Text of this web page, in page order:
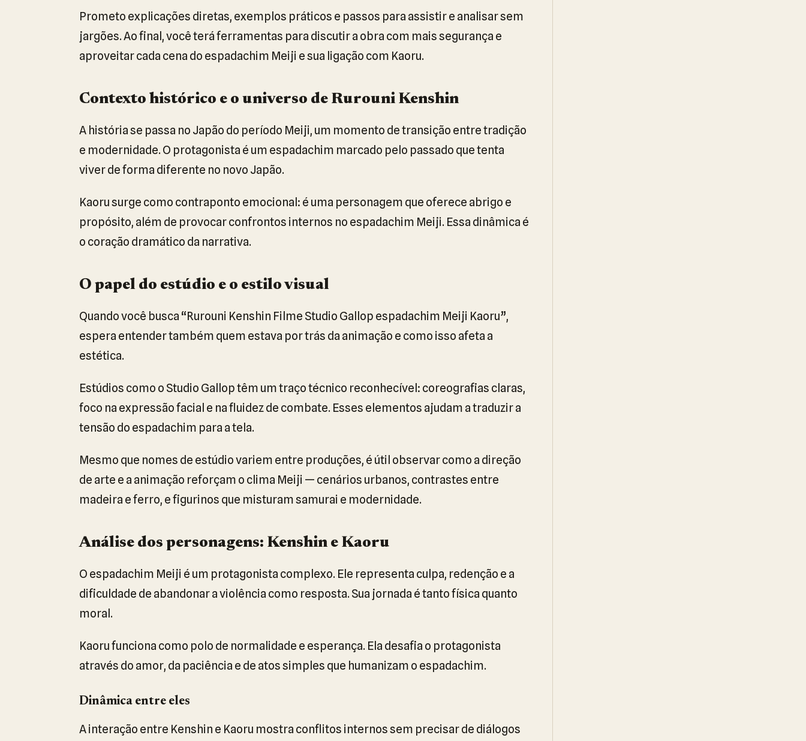
Prometo explicações diretas, exemplos práticos e passos para assistir e analisar sem
jargões. Ao final, você terá ferramentas para discutir a obra com mais segurança e
aproveitar cada cena do espadachim Meiji e sua ligação com Kaoru.
Contexto histórico e o universo de Rurouni Kenshin
A história se passa no Japão do período Meiji, um momento de transição entre tradição
e modernidade. O protagonista é um espadachim marcado pelo passado que tenta
viver de forma diferente no novo Japão.
Kaoru surge como contraponto emocional: é uma personagem que oferece abrigo e
propósito, além de provocar confrontos internos no espadachim Meiji. Essa dinâmica é
o coração dramático da narrativa.
O papel do estúdio e o estilo visual
Quando você busca “Rurouni Kenshin Filme Studio Gallop espadachim Meiji Kaoru”,
espera entender também quem estava por trás da animação e como isso afeta a
estética.
Estúdios como o Studio Gallop têm um traço técnico reconhecível: coreografias claras,
foco na expressão facial e na fluidez de combate. Esses elementos ajudam a traduzir a
tensão do espadachim para a tela.
Mesmo que nomes de estúdio variem entre produções, é útil observar como a direção
de arte e a animação reforçam o clima Meiji — cenários urbanos, contrastes entre
madeira e ferro, e figurinos que misturam samurai e modernidade.
Análise dos personagens: Kenshin e Kaoru
O espadachim Meiji é um protagonista complexo. Ele representa culpa, redenção e a
dificuldade de abandonar a violência como resposta. Sua jornada é tanto física quanto
moral.
Kaoru funciona como polo de normalidade e esperança. Ela desafia o protagonista
através do amor, da paciência e de atos simples que humanizam o espadachim.
Dinâmica entre eles
A interação entre Kenshin e Kaoru mostra conflitos internos sem precisar de diálogos